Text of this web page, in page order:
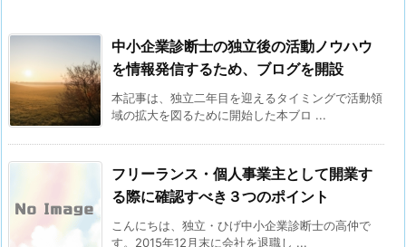
中小企業診断士の独立後の活動ノウハウ
を情報発信するため、ブログを開設
本記事は、独立二年目を迎えるタイミングで活動領
域の拡大を図るために開始した本ブロ ...
フリーランス・個人事業主として開業す
る際に確認すべき３つのポイント
こんにちは、独立・ひげ中小企業診断士の高仲で
す。2015年12月末に会社を退職し ...